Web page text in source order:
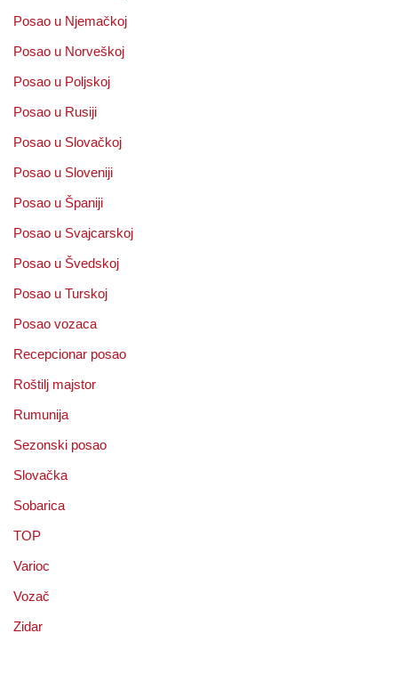
Posao u Njemačkoj
Posao u Norveškoj
Posao u Poljskoj
Posao u Rusiji
Posao u Slovačkoj
Posao u Sloveniji
Posao u Španiji
Posao u Svajcarskoj
Posao u Švedskoj
Posao u Turskoj
Posao vozaca
Recepcionar posao
Roštilj majstor
Rumunija
Sezonski posao
Slovačka
Sobarica
TOP
Varioc
Vozač
Zidar